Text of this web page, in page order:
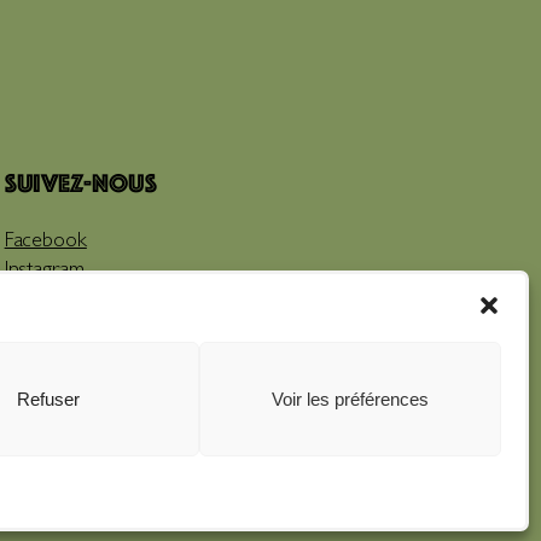
Refuser Voir les préférences
Suivez-nous
Facebook
Instagram